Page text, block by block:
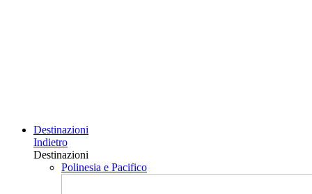
Destinazioni
Indietro
Destinazioni
Polinesia e Pacifico